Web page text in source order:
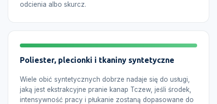
odcienia albo skurcz.
Poliester, plecionki i tkaniny syntetyczne
Wiele obić syntetycznych dobrze nadaje się do usługi,
jaką jest ekstrakcyjne pranie kanap Tczew, jeśli środek,
intensywność pracy i płukanie zostaną dopasowane do